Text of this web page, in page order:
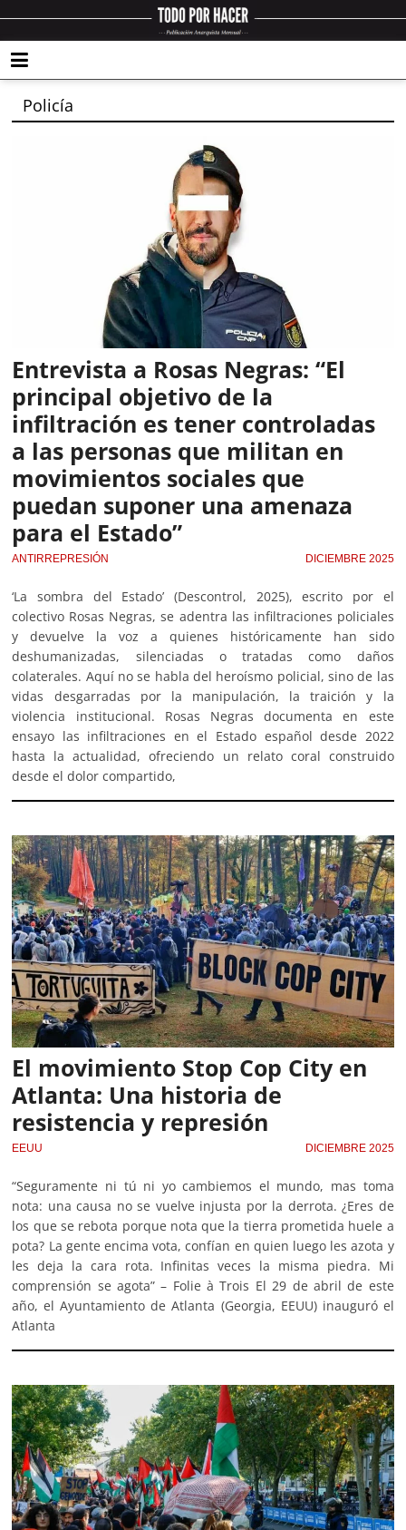
Policía
Entrevista a Rosas Negras: “El
principal objetivo de la
infiltración es tener controladas
a las personas que militan en
movimientos sociales que
puedan suponer una amenaza
para el Estado”
ANTIRREPRESIÓN DICIEMBRE 2025
‘La sombra del Estado’ (Descontrol, 2025), escrito por el
colectivo Rosas Negras, se adentra las infiltraciones policiales
y devuelve la voz a quienes históricamente han sido
deshumanizadas, silenciadas o tratadas como daños
colaterales. Aquí no se habla del heroísmo policial, sino de las
vidas desgarradas por la manipulación, la traición y la
violencia institucional. Rosas Negras documenta en este
ensayo las infiltraciones en el Estado español desde 2022
hasta la actualidad, ofreciendo un relato coral construido
desde el dolor compartido,
El movimiento Stop Cop City en
Atlanta: Una historia de
resistencia y represión
EEUU DICIEMBRE 2025
“Seguramente ni tú ni yo cambiemos el mundo, mas toma
nota: una causa no se vuelve injusta por la derrota. ¿Eres de
los que se rebota porque nota que la tierra prometida huele a
pota? La gente encima vota, confían en quien luego les azota y
les deja la cara rota. Infinitas veces la misma piedra. Mi
comprensión se agota” – Folie à Trois El 29 de abril de este
año, el Ayuntamiento de Atlanta (Georgia, EEUU) inauguró el
Atlanta